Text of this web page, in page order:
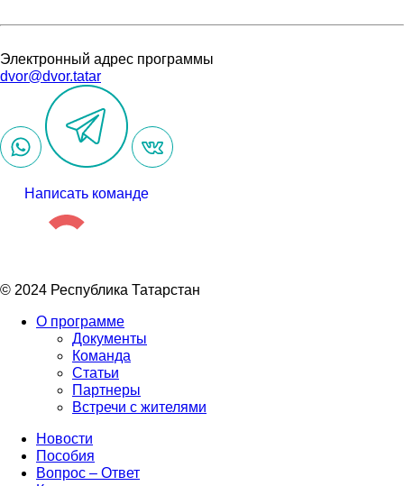
Электронный адрес программы
dvor@dvor.tatar
Написать команде
© 2024 Республика Татарстан
О программе
Документы
Команда
Статьи
Партнеры
Встречи с жителями
Новости
Пособия
Вопрос – Ответ